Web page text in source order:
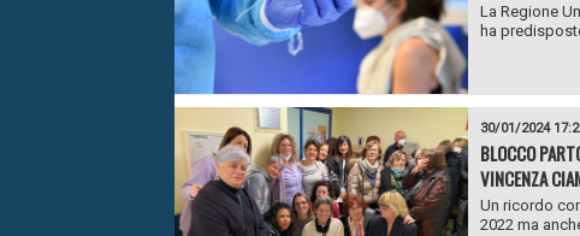
La Regione
ha
30/01/2024
BLOCCO
VINCENZA
Un ricordo
2022 ma